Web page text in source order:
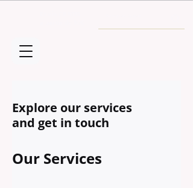
Explore our services
and get in touch
Our Services